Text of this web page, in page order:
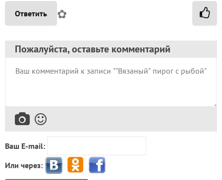
Ответить ✿
Пожалуйста, оставьте комментарий
Ваш E-mail:
Или через: